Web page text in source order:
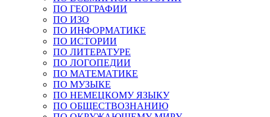
ПО ГЕОГРАФИИ
ПО ИЗО
ПО ИНФОРМАТИКЕ
ПО ИСТОРИИ
ПО ЛИТЕРАТУРЕ
ПО ЛОГОПЕДИИ
ПО МАТЕМАТИКЕ
ПО МУЗЫКЕ
ПО НЕМЕЦКОМУ ЯЗЫКУ
ПО ОБЩЕСТВОЗНАНИЮ